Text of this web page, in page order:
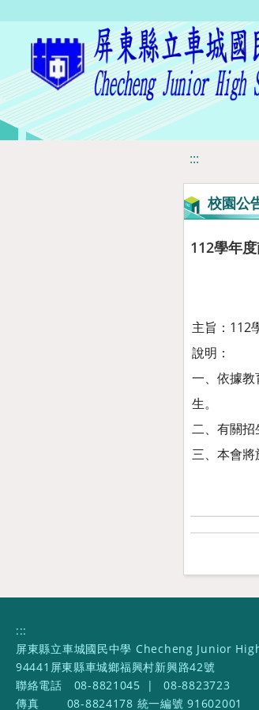
:::
校園公
112學年
主旨：112
說明：
一、依據
生。
二、有關
三、本會將
:::
屏東縣立車城國民中學 Checheng Junior
94441屏東縣車城鄉福興村新興路42號
聯絡電話
08-8821045 |
08-8823723
傳真
08-8824178 統一編號 91602001